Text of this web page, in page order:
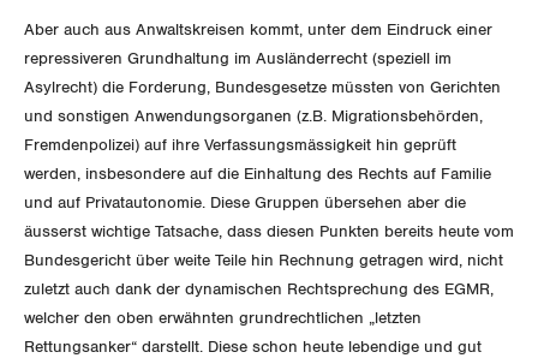
Aber auch aus Anwaltskreisen kommt, unter dem Eindruck einer
repressiveren Grundhaltung im Ausländerrecht (speziell im
Asylrecht) die Forderung, Bundesgesetze müssten von Gerichten
und sonstigen Anwendungsorganen (z.B. Migrationsbehörden,
Fremdenpolizei) auf ihre Verfassungsmässigkeit hin geprüft
werden, insbesondere auf die Einhaltung des Rechts auf Familie
und auf Privatautonomie. Diese Gruppen übersehen aber die
äusserst wichtige Tatsache, dass diesen Punkten bereits heute vom
Bundesgericht über weite Teile hin Rechnung getragen wird, nicht
zuletzt auch dank der dynamischen Rechtsprechung des EGMR,
welcher den oben erwähnten grundrechtlichen „letzten
Rettungsanker“ darstellt. Diese schon heute lebendige und gut